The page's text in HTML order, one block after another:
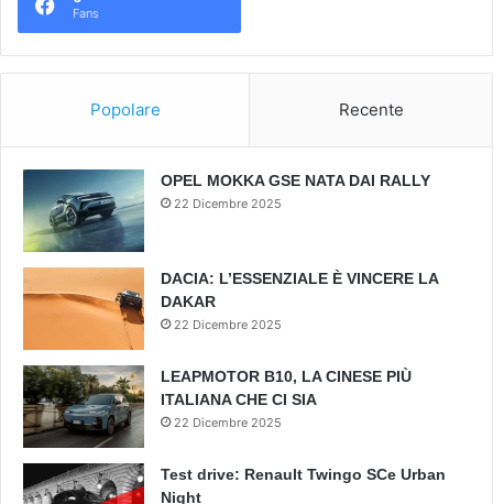
Fans
Popolare Recente
OPEL MOKKA GSE NATA DAI RALLY
22 Dicembre 2025
DACIA: L’ESSENZIALE È VINCERE LA
DAKAR
22 Dicembre 2025
LEAPMOTOR B10, LA CINESE PIÙ
ITALIANA CHE CI SIA
22 Dicembre 2025
Test drive: Renault Twingo SCe Urban
Night